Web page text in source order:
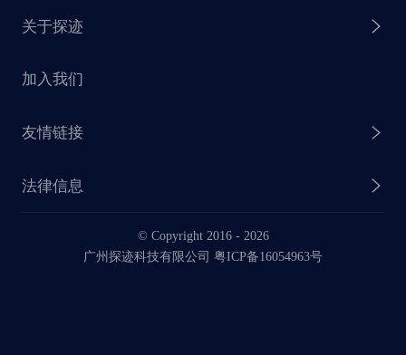
探迹 AI CRM
探迹大数据研究院
关于探迹
企业介绍
联系我们
业务动态
加入我们
友情链接
法律信息
法律声明
© Copyright 2016 - 2026
广州探迹科技有限公司 粤ICP备16054963号